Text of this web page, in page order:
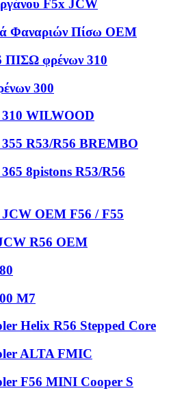
F5x JCW
Φαναριών Πίσω OEM
ΠΙΣΩ φρένων 310
300
WILWOOD
R53/R56 BREMBO
8pistons R53/R56
OEM F56 / F55
R56 OEM
M7
Helix R56 Stepped Core
ALTA FMIC
F56 MINI Cooper S